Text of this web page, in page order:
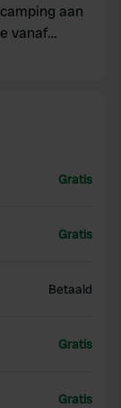
aan
vanaf
rivier de
Gratis
Gratis
Betaald
Gratis
Gratis